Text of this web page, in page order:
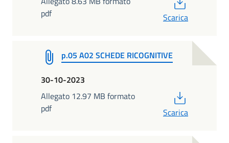
pdf
Scarica
p.05 A02 SCHEDE RICOGNITIVE
30-10-2023
Allegato 12.97 MB formato
pdf
Scarica